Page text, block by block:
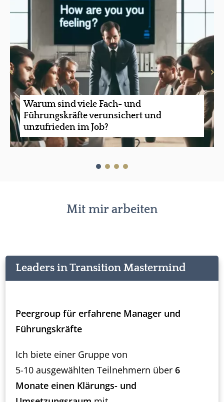
Warum sind viele Fach- und
Führungskräfte verunsichert und
unzufrieden im Job?
Mit mir arbeiten
Leaders in Transition Mastermind
Peergroup für erfahrene Manager und
Führungskräfte
Ich biete einer Gruppe von
5-10 ausgewählten Teilnehmern über 6
Monate einen Klärungs- und